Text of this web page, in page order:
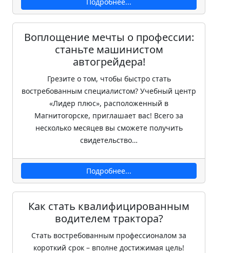
Воплощение мечты о профессии:
станьте машинистом
автогрейдера!
Грезите о том, чтобы быстро стать
востребованным специалистом? Учебный центр
«Лидер плюс», расположенный в
Магнитогорске, приглашает вас! Всего за
несколько месяцев вы сможете получить
свидетельство…
Подробнее...
Как стать квалифицированным
водителем трактора?
Стать востребованным профессионалом за
короткий срок – вполне достижимая цель!